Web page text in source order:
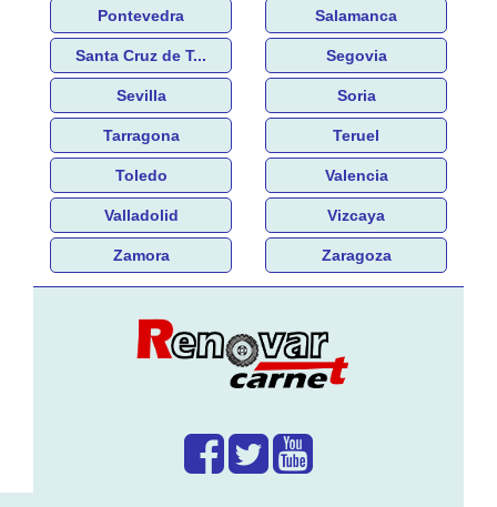
Pontevedra Salamanca
Santa Cruz de T... Segovia
Sevilla Soria
Tarragona Teruel
Toledo Valencia
Valladolid Vizcaya
Zamora Zaragoza